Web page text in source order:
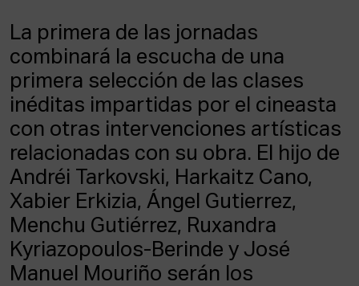
ACTUALIDAD
Admisión
Intranet
ENG
La primera de las jornadas
combinará la escucha de una
primera selección de las clases
inéditas impartidas por el cineasta
con otras intervenciones artísticas
relacionadas con su obra. El hijo de
Andréi Tarkovski, Harkaitz Cano,
Xabier Erkizia, Ángel Gutierrez,
Menchu Gutiérrez, Ruxandra
Kyriazopoulos-Berinde y José
Manuel Mouriño serán los